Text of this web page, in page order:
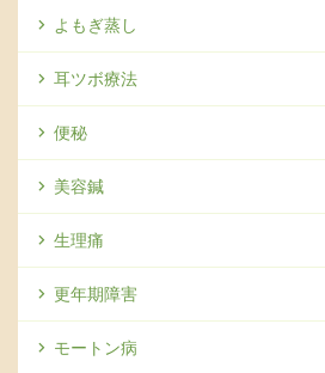
よもぎ蒸し
耳ツボ療法
便秘
美容鍼
生理痛
更年期障害
モートン病